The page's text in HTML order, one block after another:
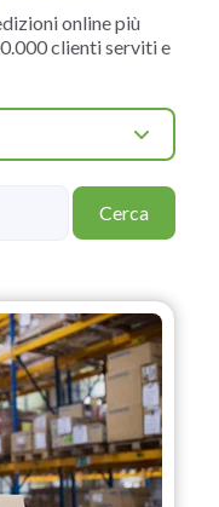
online più
clienti serviti e
Cerca